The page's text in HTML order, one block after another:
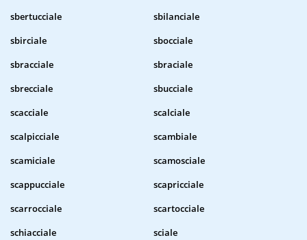
sbertucciale
sbilanciale
sbirciale
sbocciale
sbracciale
sbraciale
sbrecciale
sbucciale
scacciale
scalciale
scalpicciale
scambiale
scamiciale
scamosciale
scappucciale
scapricciale
scarrocciale
scartocciale
schiacciale
sciale